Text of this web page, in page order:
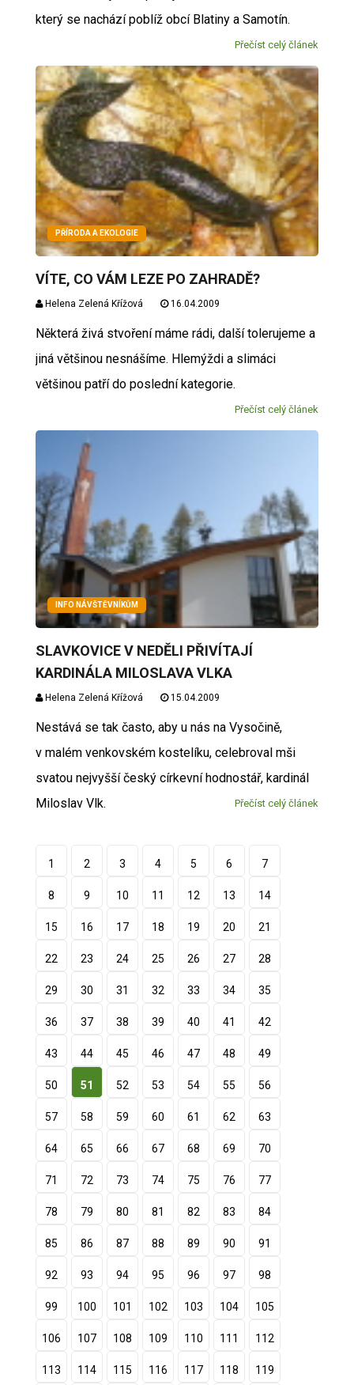
který se nachází poblíž obcí Blatiny a Samotín.
Přečíst celý článek
PŘÍRODA A EKOLOGIE
VÍTE, CO VÁM LEZE PO ZAHRADĚ?
Helena Zelená Křížová 16.04.2009
Některá živá stvoření máme rádi, další tolerujeme a
jiná většinou nesnášíme. Hlemýždi a slimáci
většinou patří do poslední kategorie.
Přečíst celý článek
INFO NÁVŠTĚVNÍKŮM
SLAVKOVICE V NEDĚLI PŘIVÍTAJÍ
KARDINÁLA MILOSLAVA VLKA
Helena Zelená Křížová 15.04.2009
Nestává se tak často, aby u nás na Vysočině,
v malém venkovském kostelíku, celebroval mši
svatou nejvyšší český církevní hodnostář, kardinál
Miloslav Vlk.
Přečíst celý článek
1 2 3 4 5 6 7
8 9 10 11 12 13 14
15 16 17 18 19 20 21
22 23 24 25 26 27 28
29 30 31 32 33 34 35
36 37 38 39 40 41 42
43 44 45 46 47 48 49
50 51 52 53 54 55 56
57 58 59 60 61 62 63
64 65 66 67 68 69 70
71 72 73 74 75 76 77
78 79 80 81 82 83 84
85 86 87 88 89 90 91
92 93 94 95 96 97 98
99 100 101 102 103 104 105
106 107 108 109 110 111 112
113 114 115 116 117 118 119